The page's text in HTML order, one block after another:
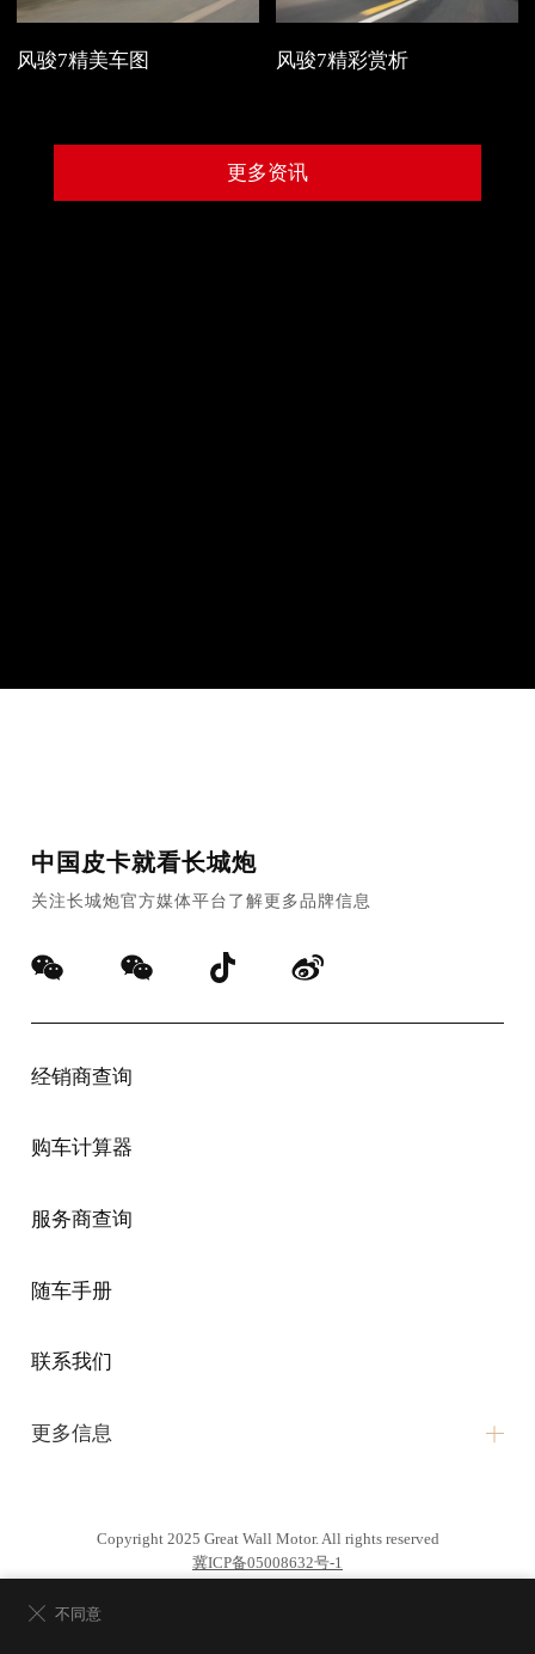
风骏7精美车图 风骏7精彩赏析
更多资讯
中国皮卡就看长城炮
关注长城炮官方媒体平台了解更多品牌信息
经销商查询
购车计算器
服务商查询
随车手册
联系我们
更多信息
维修信息公开
车机隐私政策
Copyright 2025 Great Wall Motor. All rights reserved
冀ICP备05008632号-1
不同意